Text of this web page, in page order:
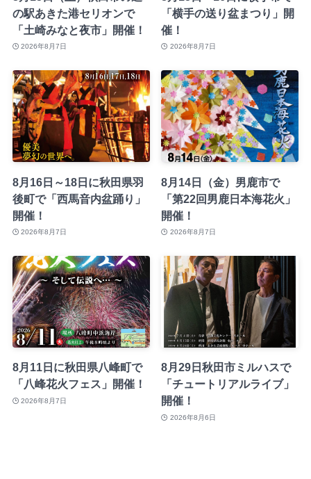
の駅あきた港セリオンで
「土崎みなと夜市」開催！
2026年8月7日
「横手の送り盆まつり」開
催！
2026年8月7日
8月16日～18日に秋田県羽
後町で「西馬音内盆踊り」
開催！
2026年8月7日
8月14日（金）男鹿市で
「第22回男鹿日本海花火」
開催！
2026年8月7日
8月11日に秋田県八峰町で
「八峰花火フェス」開催！
2026年8月7日
8月29日秋田市ミルハスで
「チュートリアルライブ」
開催！
2026年8月6日